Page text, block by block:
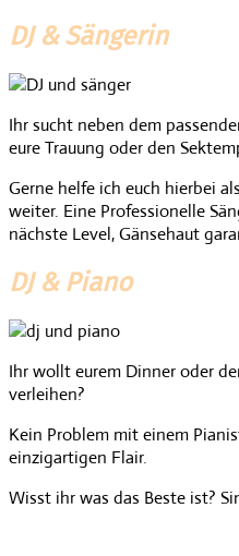
DJ & Sängerin
Ihr sucht neben dem
eure Trauung oder den
Gerne helfe ich euch hierbei
weiter. Eine Professionelle
nächste Level, Gänsehaut
DJ & Piano
Ihr wollt eurem Dinner oder
verleihen?
Kein Problem mit einem
einzigartigen Flair.
Wisst ihr was das Beste ist?